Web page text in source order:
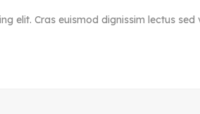
elit. Cras euismod dignissim lectus